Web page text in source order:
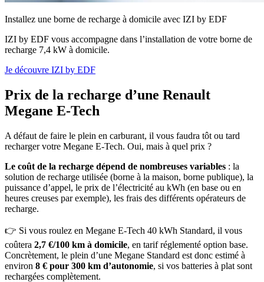
Installez une borne de recharge à domicile avec IZI by EDF
IZI by EDF vous accompagne dans l’installation de votre borne de
recharge 7,4 kW à domicile.
Je découvre IZI by EDF
Prix de la recharge d’une Renault
Megane E-Tech
A défaut de faire le plein en carburant, il vous faudra tôt ou tard
recharger votre Megane E-Tech. Oui, mais à quel prix ?
Le coût de la recharge dépend de nombreuses variables : la
solution de recharge utilisée (borne à la maison, borne publique), la
puissance d’appel, le prix de l’électricité au kWh (en base ou en
heures creuses par exemple), les frais des différents opérateurs de
recharge.
👉 Si vous roulez en Megane E-Tech 40 kWh Standard, il vous
coûtera 2,7 €/100 km à domicile, en tarif réglementé option base.
Concrètement, le plein d’une Megane Standard est donc estimé à
environ 8 € pour 300 km d’autonomie, si vos batteries à plat sont
rechargées complètement.